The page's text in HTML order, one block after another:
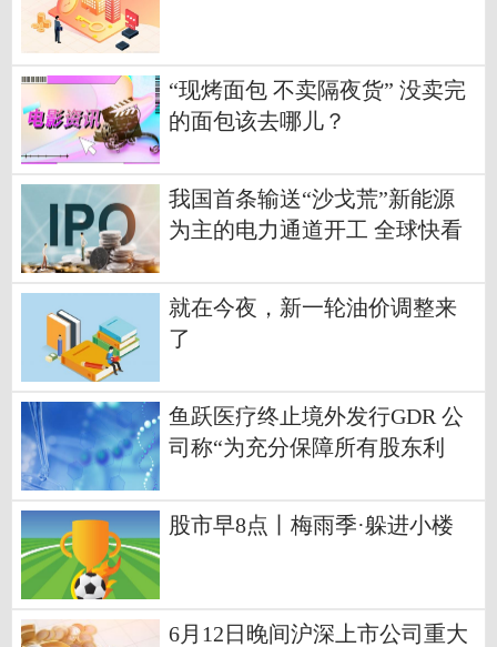
“现烤面包 不卖隔夜货” 没卖完
的面包该去哪儿？
我国首条输送“沙戈荒”新能源
为主的电力通道开工 全球快看
就在今夜，新一轮油价调整来
了
鱼跃医疗终止境外发行GDR 公
司称“为充分保障所有股东利
股市早8点丨梅雨季·躲进小楼
6月12日晚间沪深上市公司重大